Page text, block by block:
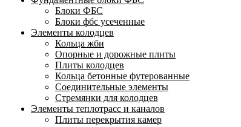
Блоки ФБС
Блоки фбс усеченные
Элементы колодцев
Кольца жби
Опорные и дорожные плиты
Плиты колодцев
Кольца бетонные футерованные
Соединительные элементы
Стремянки для колодцев
Элементы теплотрасс и каналов
Плиты перекрытия камер